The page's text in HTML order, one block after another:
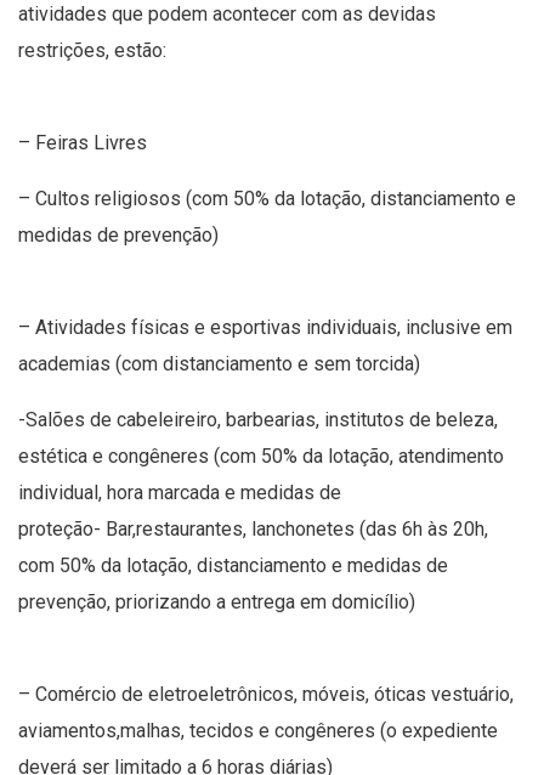
atividades que podem acontecer com as devidas
restrições, estão:
– Feiras Livres
– Cultos religiosos (com 50% da lotação, distanciamento e
medidas de prevenção)
– Atividades físicas e esportivas individuais, inclusive em
academias (com distanciamento e sem torcida)
-Salões de cabeleireiro, barbearias, institutos de beleza,
estética e congêneres (com 50% da lotação, atendimento
individual, hora marcada e medidas de
proteção- Bar,restaurantes, lanchonetes (das 6h às 20h,
com 50% da lotação, distanciamento e medidas de
prevenção, priorizando a entrega em domicílio)
– Comércio de eletroeletrônicos, móveis, óticas vestuário,
aviamentos,malhas, tecidos e congêneres (o expediente
deverá ser limitado a 6 horas diárias)